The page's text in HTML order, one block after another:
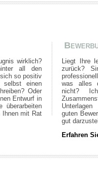
wirklich?
all den
so positiv
selbst einen
Oder
Entwurf in
überarbeiten
Ihnen mit Rat
Liegt Ihre
zurück?
was alles
nicht?
guten
gut
Erfahren